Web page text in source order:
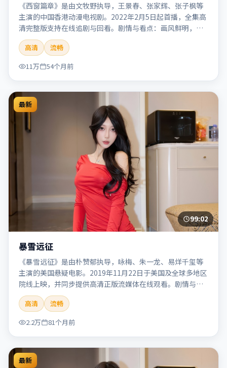
《西窗篇章》是由文牧野执导，王景春、张家辉、张子枫等
主演的中国香港动漫电视剧。2022年2月5日起首播，全集高
清完整版支持在线追剧与回看。剧情与看点：画风鲜明，想
象力丰富，剧情适合青少年与动画爱好者。本片适合检索
「西窗篇章」「文牧野」「动漫」「中国香港」「2022」
「2022-02-05上映」等关键词的影迷阅读简介与主创信息。
高清
流畅
11万
54个月前
最新
99:02
暴雪远征
《暴雪远征》是由朴赞郁执导，咏梅、朱一龙、易烊千玺等
主演的美国悬疑电影。2019年11月22日于美国及全球多地区
院线上映，并同步提供高清正版流媒体在线观看。剧情与看
点：悬念层层推进，线索相互勾连，结局出人意料，适合推
理爱好者。本片适合检索「暴雪远征」「朴赞郁」「悬疑」
「美国」「2019」「2019-11-22上映」等关键词的影迷阅读
简介与主创信息。
高清
流畅
2.2万
81个月前
最新